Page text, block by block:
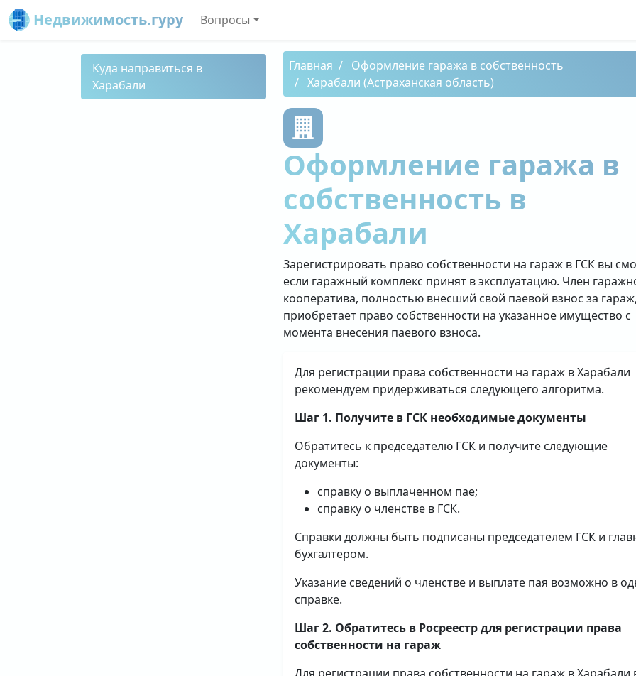
Недвижимость.гуру Вопросы
Куда направиться в
Харабали
Главная
Оформление гаража в собственность
Харабали (Астраханская область)
Оформление гаража в
собственность в
Харабали
Зарегистрировать право собственности на гараж в ГСК вы
если гаражный комплекс принят в эксплуатацию. Член
кооператива, полностью внесший свой паевой взнос за гараж,
приобретает право собственности на указанное имущество с
момента внесения паевого взноса.
Для регистрации права собственности на гараж в Харабали
рекомендуем придерживаться следующего алгоритма.
Шаг 1. Получите в ГСК необходимые документы
Обратитесь к председателю ГСК и получите следующие
документы:
справку о выплаченном пае;
справку о членстве в ГСК.
Справки должны быть подписаны председателем ГСК и
бухгалтером.
Указание сведений о членстве и выплате пая возможно в
справке.
Шаг 2. Обратитесь в Росреестр для регистрации права
собственности на гараж